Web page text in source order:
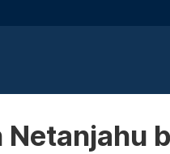
Netanjahu